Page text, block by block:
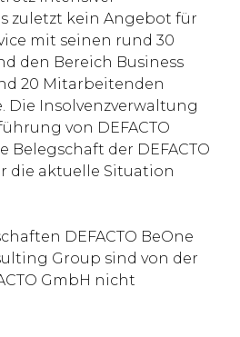
zuletzt kein Angebot für
mit seinen rund 30
den Bereich Business
20 Mitarbeitenden
Die Insolvenzverwaltung
von DEFACTO
Belegschaft der DEFACTO
die aktuelle Situation
DEFACTO BeOne
Group sind von der
GmbH nicht